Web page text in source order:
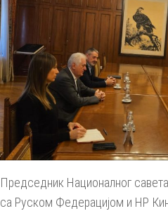
Председник Националног
са Руском Федерацијом и НР